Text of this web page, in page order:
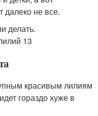
далеко не все.
красивым лилиям
гораздо хуже в